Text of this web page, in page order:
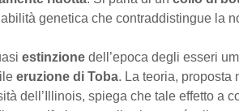
genetica che contraddistingue la
estinzione dell’epoca degli esseri
eruzione di Toba. La teoria, proposta
dell’Illinois, spiega che tale effetto a